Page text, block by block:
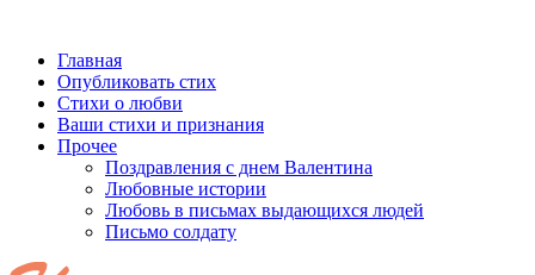
Главная
Опубликовать стих
Стихи о любви
Ваши стихи и признания
Прочее
Поздравления с днем Валентина
Любовные истории
Любовь в письмах выдающихся людей
Письмо солдату